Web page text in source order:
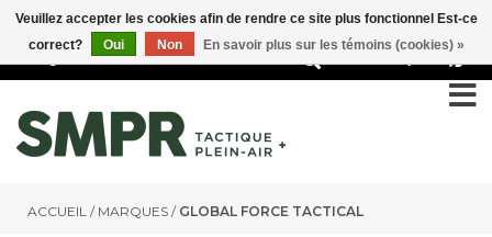
0
ACCUEIL / MARQUES / GLOBAL FORCE TACTICAL
Veuillez accepter les cookies afin de rendre ce site plus fonctionnel Est-ce
correct?
Oui Non En savoir plus sur les témoins (cookies) »